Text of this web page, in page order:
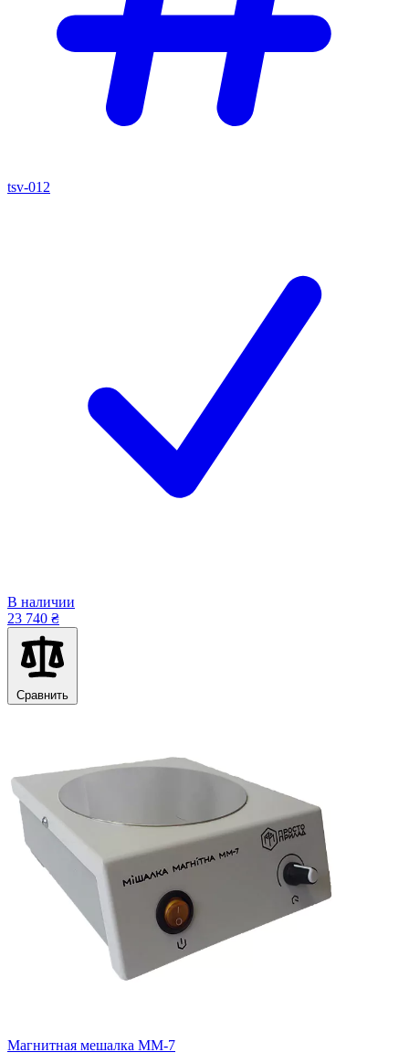
tsv-012
В наличии
23 740 ₴
Сравнить
Магнитная мешалка ММ-7